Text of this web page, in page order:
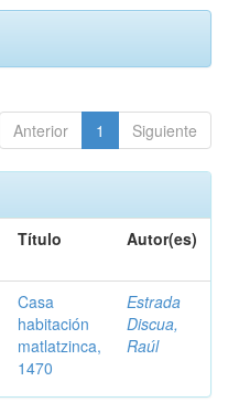
Anterior 1 Siguiente
Título Autor(es)
Casa
habitación
matlatzinca,
1470
Estrada
Discua,
Raúl